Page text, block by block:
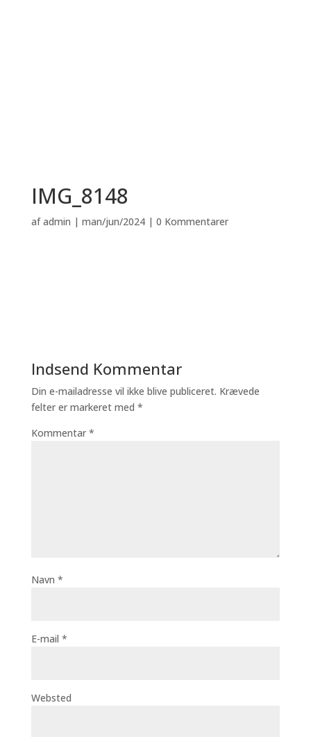
IMG_8148
afadmin | man/jun/2024| 0 Kommentarer
Indsend Kommentar
Din e-mailadresse vil ikke blive publiceret. Krævede
felter er markeret med *
Kommentar *
Navn *
E-mail *
Websted